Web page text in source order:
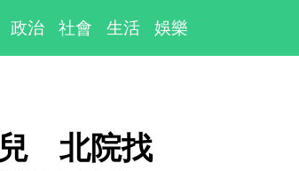
政治 社會 生活 娛樂
兒 北院找